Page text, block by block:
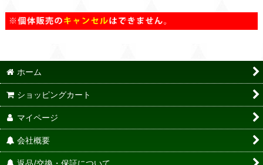
ホーム
ショッピングカート
マイページ
会社概要